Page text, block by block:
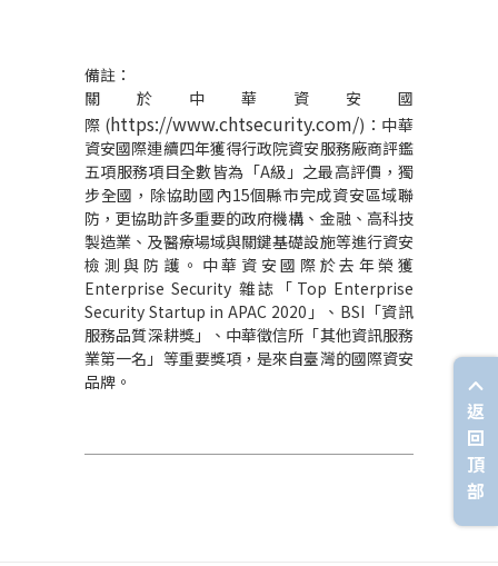
備註：
關於中華資安國
際 (https://www.chtsecurity.com/) ：中華
資安國際連續四年獲得行政院資安服務廠商評鑑
五項服務項目全數皆為「A級」之最高評價，獨
步全國，除協助國內15個縣市完成資安區域聯
防，更協助許多重要的政府機構、金融、高科技
製造業、及醫療場域與關鍵基礎設施等進行資安
檢測與防護。中華資安國際於去年榮獲
Enterprise Security 雜誌「 Top Enterprise
Security Startup in APAC 2020 」、 BSI 「資訊
服務品質深耕獎」、中華徵信所「其他資訊服務
業第一名」等重要獎項，是來自臺灣的國際資安
品牌。
返
回
頂
部